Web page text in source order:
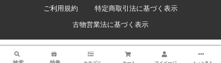
ご利用規約 特定商取引法に基づく表示
古物営業法に基づく表示
複製、無断転載を禁止します。
検索